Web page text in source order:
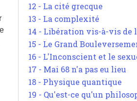
12 - La cité grecque
13 - La complexité
14 - Libération vis-à-vis de
15 - Le Grand
16 - L'Inconscient et le
17 - Mai 68 n'a pas eu lieu
18 - Physique quantique
19 - Qu'est-ce qu'un